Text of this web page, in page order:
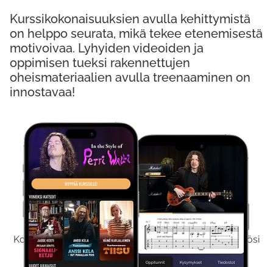
Kokeile Ilmaiseksi
Kokeilemalla ilmaiseksi saat koko sisältömme käyttöösi
viikon ajaksi.
Kurssikokonaisuuksien avulla kehittymistä
on helppo seurata, mikä tekee etenemisestä
motivoivaa. Lyhyiden videoiden ja
oppimisen tueksi rakennettujen
oheismateriaalien avulla treenaaminen on
innostavaa!